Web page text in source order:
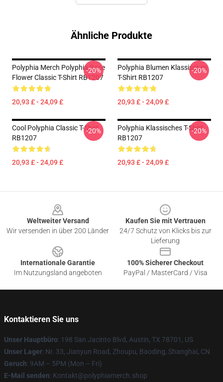
Ähnliche Produkte
Polyphia Merch Polyphia Rose
Flower Classic T-Shirt RB1207
20,93 £ - 24,09 £
-20%
Polyphia Blumen Klassisches
T-Shirt RB1207
20,93 £ - 24,09 £
-20%
Cool Polyphia Classic T-Shirt
RB1207
20,93 £ - 24,09 £
-20%
Polyphia Klassisches T-Shirt
RB1207
20,93 £ - 24,09 £
-20%
Weltweiter Versand
Wir versenden in über 200 Länder
Kaufen Sie mit Vertrauen
24/7 Schutz von Klicks bis zur
Lieferung
Internationale Garantie
Im Nutzungsland angeboten
100% Sicherer Checkout
PayPal / MasterCard / Visa
Kontaktieren Sie uns
Unser Hauptbüro: 198 San Jacinto Blvd, Austin, TX 78701, US
Unser Lager: Nr. 33, Jianyun Road, Zhoupu, Baoding, Shanghai, CN
Geruch: 9AM – 5PM (Mon – Fri)
E-Mail senden: Kontakt@polyphiamerch.shop